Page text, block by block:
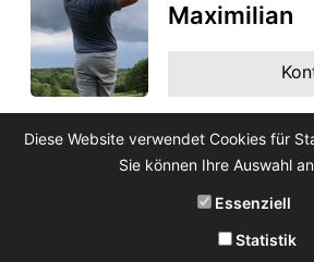
Maximilian
Diese Website verwendet Cookies für
Sie können Ihre Auswahl
Essenziell
Statistik